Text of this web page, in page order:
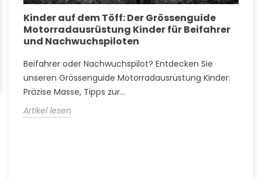
Kinder auf dem Töff: Der Grössenguide
Motorradausrüstung Kinder für Beifahrer
und Nachwuchspiloten
Beifahrer oder Nachwuchspilot? Entdecken Sie
unseren Grössenguide Motorradausrüstung Kinder:
Präzise Masse, Tipps zur...
Artikel lesen